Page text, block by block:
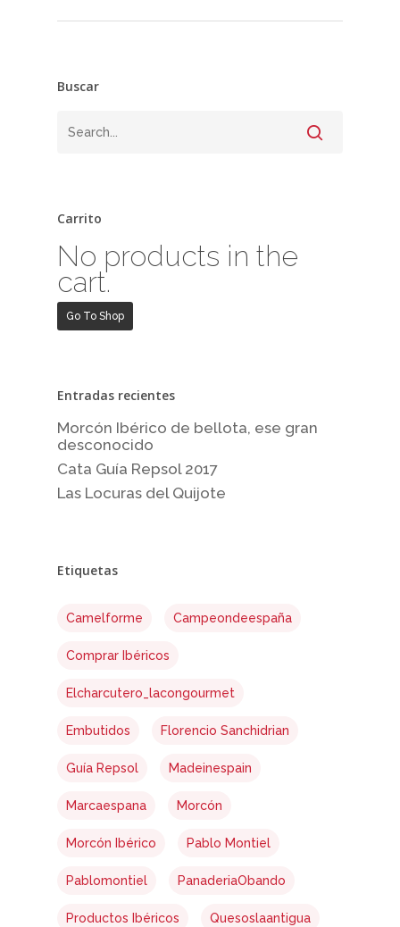
Buscar
Carrito
No products in the
cart.
Go To Shop
Entradas recientes
Morcón Ibérico de bellota, ese gran
desconocido
Cata Guía Repsol 2017
Las Locuras del Quijote
Etiquetas
Camelforme Campeondeespaña
Comprar Ibéricos
Elcharcutero_lacongourmet
Embutidos Florencio Sanchidrian
Guía Repsol Madeinespain
Marcaespana Morcón
Morcón Ibérico Pablo Montiel
Pablomontiel PanaderiaObando
Productos Ibéricos Quesoslaantigua